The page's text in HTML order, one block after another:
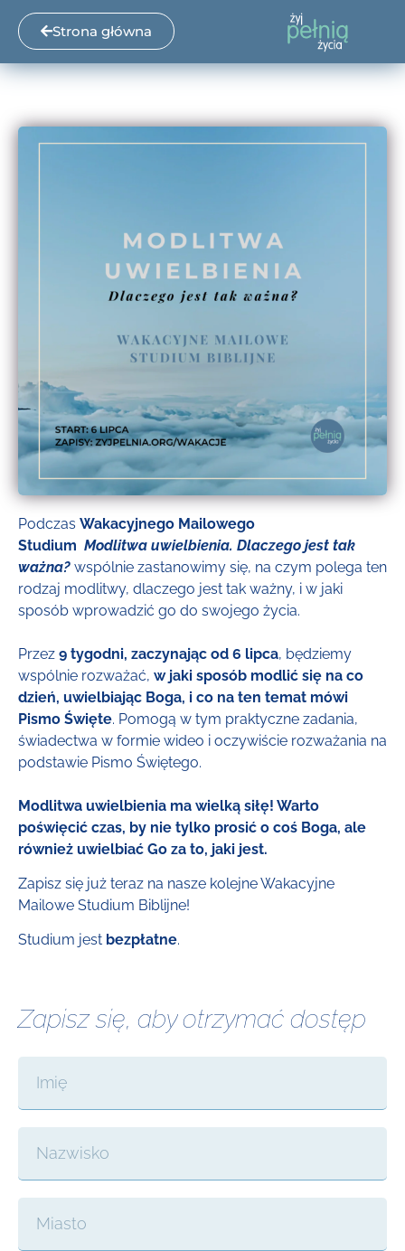
Strona główna
Podczas Wakacyjnego Mailowego
Studium Modlitwa uwielbienia. Dlaczego jest tak
ważna? wspólnie zastanowimy się, na czym polega ten
rodzaj modlitwy, dlaczego jest tak ważny, i w jaki
sposób wprowadzić go do swojego życia.
Przez 9 tygodni, zaczynając od 6 lipca, będziemy
wspólnie rozważać, w jaki sposób modlić się na co
dzień, uwielbiając Boga, i co na ten temat mówi
Pismo Święte. Pomogą w tym praktyczne zadania,
świadectwa w formie wideo i oczywiście rozważania na
podstawie Pismo Świętego.
Modlitwa uwielbienia ma wielką siłę! Warto
poświęcić czas, by nie tylko prosić o coś Boga, ale
również uwielbiać Go za to, jaki jest.
Zapisz się już teraz na nasze kolejne Wakacyjne
Mailowe Studium Biblijne!
Studium jest bezpłatne.
Zapisz się, aby otrzymać dostęp